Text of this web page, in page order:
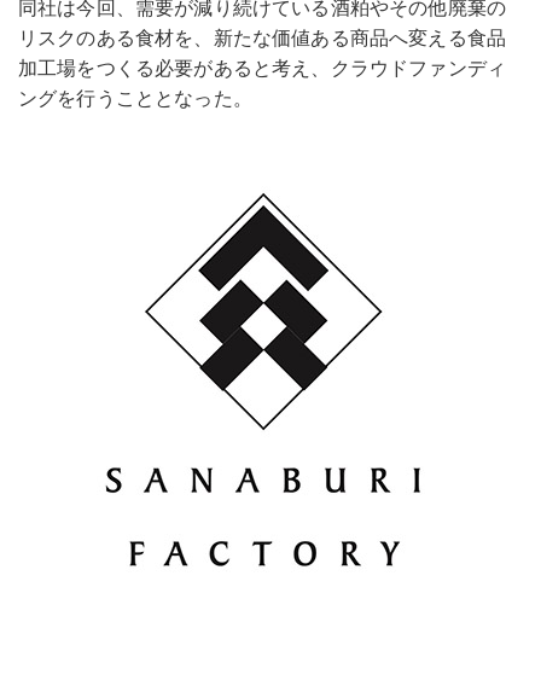
同社は今回、需要が減り続けている酒粕やその他廃棄の
リスクのある食材を、新たな価値ある商品へ変える食品
加工場をつくる必要があると考え、クラウドファンディ
ングを行うこととなった。